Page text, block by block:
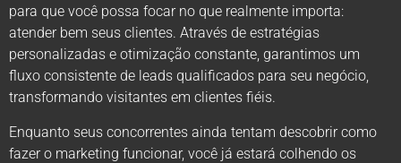
para que você possa focar no que realmente importa:
atender bem seus clientes. Através de estratégias
personalizadas e otimização constante, garantimos um
fluxo consistente de leads qualificados para seu negócio,
transformando visitantes em clientes fiéis.
Enquanto seus concorrentes ainda tentam descobrir como
fazer o marketing funcionar, você já estará colhendo os